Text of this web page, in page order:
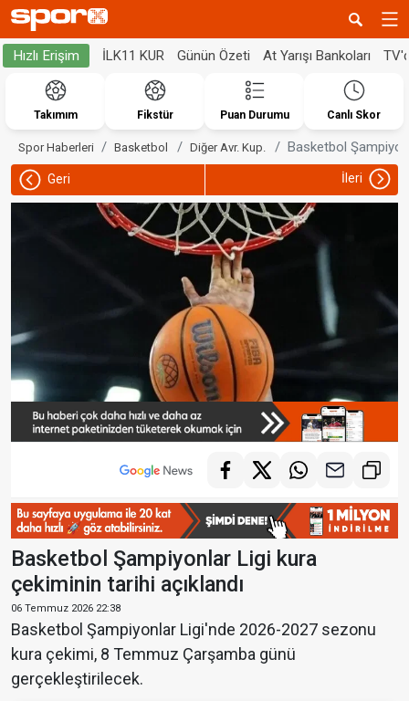
Hızlı Erişim İLK11 KUR Günün Özeti At Yarışı Bankoları
Takımım Fikstür Puan Durumu Canlı Skor
Spor Haberleri Basketbol Diğer Avr. Kup. Basketbol
Geri İleri
Basketbol Şampiyonlar Ligi kura
çekiminin tarihi açıklandı
06 Temmuz 2026 22:38
Basketbol Şampiyonlar Ligi'nde 2026-2027 sezonu
kura çekimi, 8 Temmuz Çarşamba günü
gerçekleştirilecek.